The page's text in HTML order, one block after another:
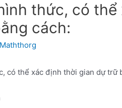
thức, có
cách:
Maththorg
có thể xác định thời gian dự trữ